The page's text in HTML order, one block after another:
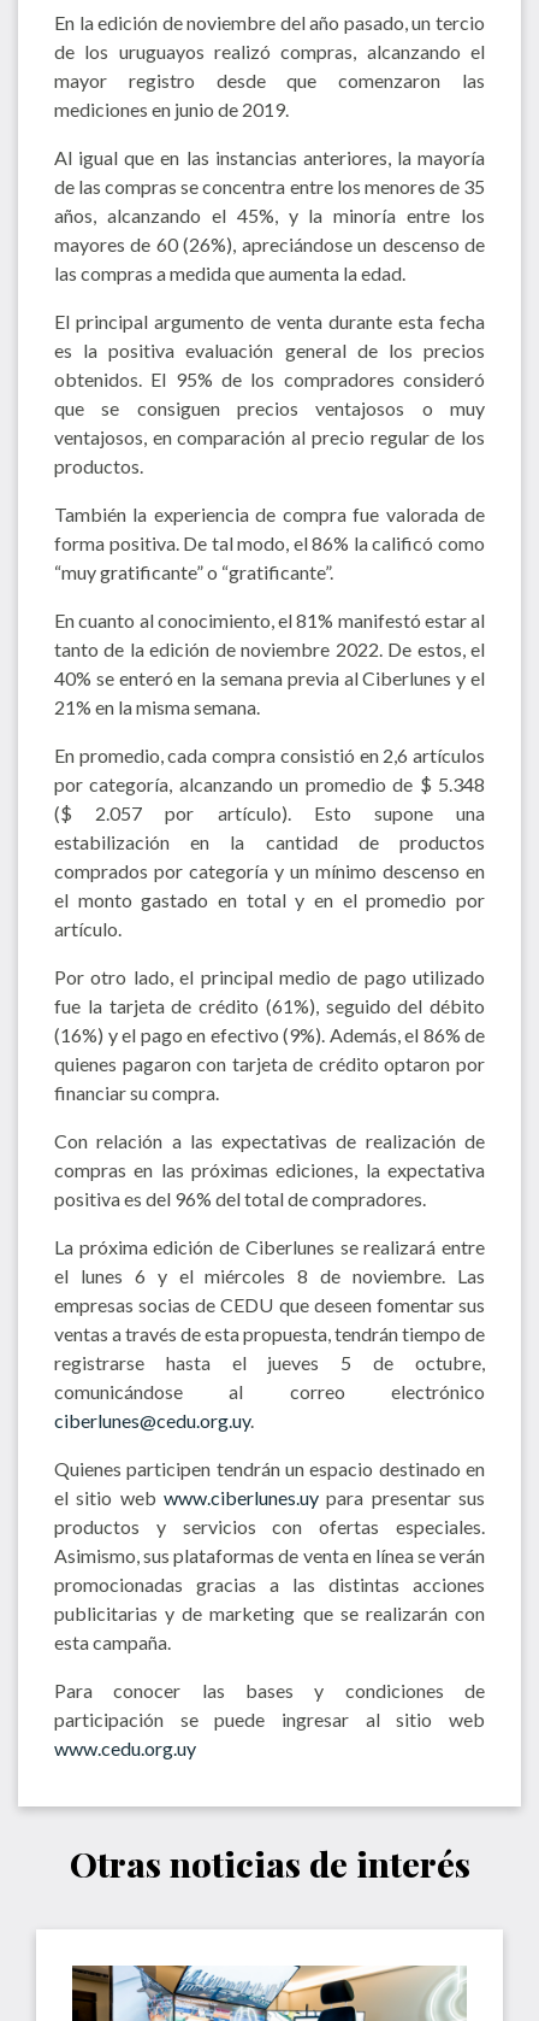
En la edición de noviembre del año pasado, un tercio
de los uruguayos realizó compras, alcanzando el
mayor registro desde que comenzaron las
mediciones en junio de 2019.
Al igual que en las instancias anteriores, la mayoría
de las compras se concentra entre los menores de 35
años, alcanzando el 45%, y la minoría entre los
mayores de 60 (26%), apreciándose un descenso de
las compras a medida que aumenta la edad.
El principal argumento de venta durante esta fecha
es la positiva evaluación general de los precios
obtenidos. El 95% de los compradores consideró
que se consiguen precios ventajosos o muy
ventajosos, en comparación al precio regular de los
productos.
También la experiencia de compra fue valorada de
forma positiva. De tal modo, el 86% la calificó como
“muy gratificante” o “gratificante”.
En cuanto al conocimiento, el 81% manifestó estar al
tanto de la edición de noviembre 2022. De estos, el
40% se enteró en la semana previa al Ciberlunes y el
21% en la misma semana.
En promedio, cada compra consistió en 2,6 artículos
por categoría, alcanzando un promedio de $ 5.348
($ 2.057 por artículo). Esto supone una
estabilización en la cantidad de productos
comprados por categoría y un mínimo descenso en
el monto gastado en total y en el promedio por
artículo.
Por otro lado, el principal medio de pago utilizado
fue la tarjeta de crédito (61%), seguido del débito
(16%) y el pago en efectivo (9%). Además, el 86% de
quienes pagaron con tarjeta de crédito optaron por
financiar su compra.
Con relación a las expectativas de realización de
compras en las próximas ediciones, la expectativa
positiva es del 96% del total de compradores.
La próxima edición de Ciberlunes se realizará entre
el lunes 6 y el miércoles 8 de noviembre. Las
empresas socias de CEDU que deseen fomentar sus
ventas a través de esta propuesta, tendrán tiempo de
registrarse hasta el jueves 5 de octubre,
comunicándose al correo electrónico
ciberlunes@cedu.org.uy.
Quienes participen tendrán un espacio destinado en
el sitio web www.ciberlunes.uy para presentar sus
productos y servicios con ofertas especiales.
Asimismo, sus plataformas de venta en línea se verán
promocionadas gracias a las distintas acciones
publicitarias y de marketing que se realizarán con
esta campaña.
Para conocer las bases y condiciones de
participación se puede ingresar al sitio web
www.cedu.org.uy
Otras noticias de interés